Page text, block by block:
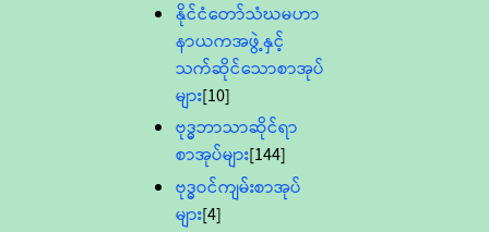
နိုင်ငံတော်သံဃမဟာ
နာယကအဖွဲ့နှင့်
သက်ဆိုင်သောစာအုပ်
များ[10]
ဗုဒ္ဓဘာသာဆိုင်ရာ
စာအုပ်များ[144]
ဗုဒ္ဓဝင်ကျမ်းစာအုပ်
များ[4]